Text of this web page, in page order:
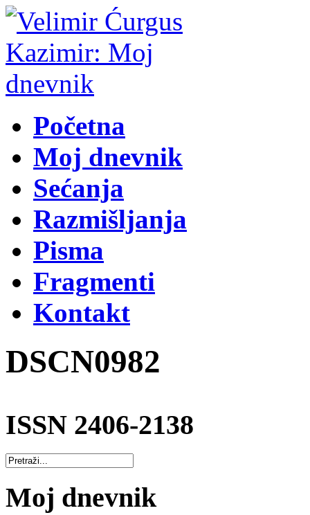
Početna
Moj dnevnik
Sećanja
Razmišljanja
Pisma
Fragmenti
Kontakt
DSCN0982
ISSN 2406-2138
Moj dnevnik